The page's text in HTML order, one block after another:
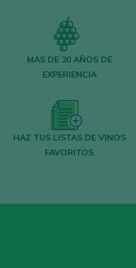
y accede al
los más de 12.000 vinos
se mima el vino.
la
newslettercon
el bar de moda
MÁS DE 30 AÑOS DE
EXPERIENCIA
HAZ TUS LISTAS DE VINOS
FAVORITOS